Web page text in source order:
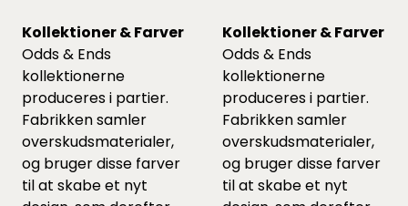
Kollektioner & Farver
Odds & Ends
kollektionerne
produceres i partier.
Fabrikken samler
overskudsmaterialer,
og bruger disse farver
til at skabe et nyt
Kollektioner & Farver
Odds & Ends
kollektionerne
produceres i partier.
Fabrikken samler
overskudsmaterialer,
og bruger disse farver
til at skabe et nyt